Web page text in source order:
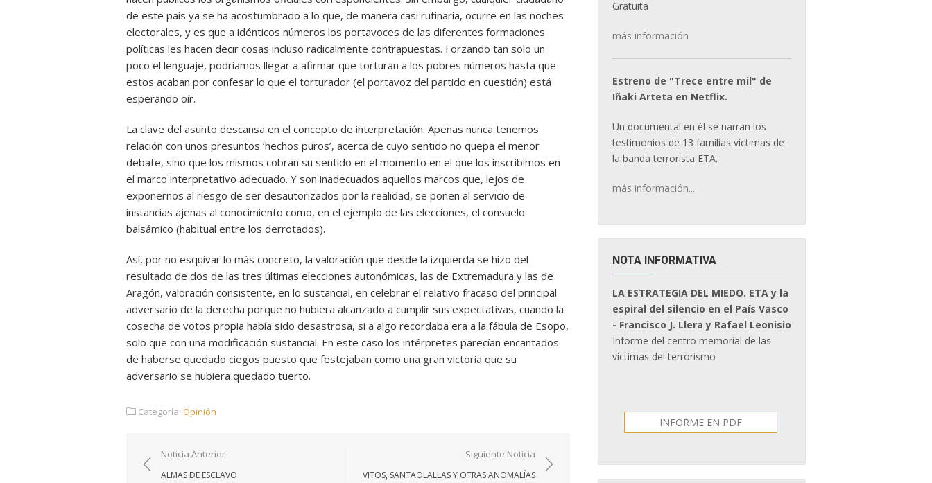
de este país ya se ha acostumbrado a lo que, de manera casi rutinaria, ocurre en las noches
electorales, y es que a idénticos números los portavoces de las diferentes formaciones
políticas les hacen decir cosas incluso radicalmente contrapuestas. Forzando tan solo un
poco el lenguaje, podríamos llegar a afirmar que torturan a los pobres números hasta que
estos acaban por confesar lo que el torturador (el portavoz del partido en cuestión) está
esperando oír.
La clave del asunto descansa en el concepto de interpretación. Apenas nunca tenemos
relación con unos presuntos ‘hechos puros’, acerca de cuyo sentido no quepa el menor
debate, sino que los mismos cobran su sentido en el momento en el que los inscribimos en
el marco interpretativo adecuado. Y son inadecuados aquellos marcos que, lejos de
exponernos al riesgo de ser desautorizados por la realidad, se ponen al servicio de
instancias ajenas al conocimiento como, en el ejemplo de las elecciones, el consuelo
balsámico (habitual entre los derrotados).
Así, por no esquivar lo más concreto, la valoración que desde la izquierda se hizo del
resultado de dos de las tres últimas elecciones autonómicas, las de Extremadura y las de
Aragón, valoración consistente, en lo sustancial, en celebrar el relativo fracaso del principal
adversario de la derecha porque no hubiera alcanzado a cumplir sus expectativas, cuando la
cosecha de votos propia había sido desastrosa, si a algo recordaba era a la fábula de Esopo,
solo que con una modificación sustancial. En este caso los intérpretes parecían encantados
de haberse quedado ciegos puesto que festejaban como una gran victoria que su
adversario se hubiera quedado tuerto.
Categoría: Opinión
Navegación
de
Noticia Anterior
ALMAS DE ESCLAVO
Siguiente Noticia
VITOS, SANTAOLALLAS Y OTRAS ANOMALÍAS
Gratuita
más información
Estreno de "Trece entre mil" de
Iñaki Arteta en Netflix.
Un documental en él se narran los
testimonios de 13 familias víctimas de
la banda terrorista ETA.
más información...
NOTA INFORMATIVA
LA ESTRATEGIA DEL MIEDO. ETA y la
espiral del silencio en el País Vasco
- Francisco J. Llera y Rafael Leonisio
Informe del centro memorial de las
víctimas del terrorismo
INFORME EN PDF